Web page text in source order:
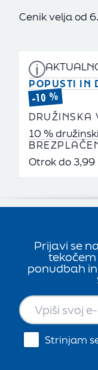
Cenik velja od
POPUSTI IN
-10 %
DRUŽINSKA
10 %
Otrok do
Prijavi se
ponudbah
Strinjam